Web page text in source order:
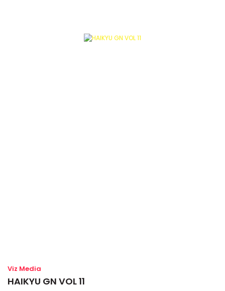
Viz Media
HAIKYU GN VOL 11